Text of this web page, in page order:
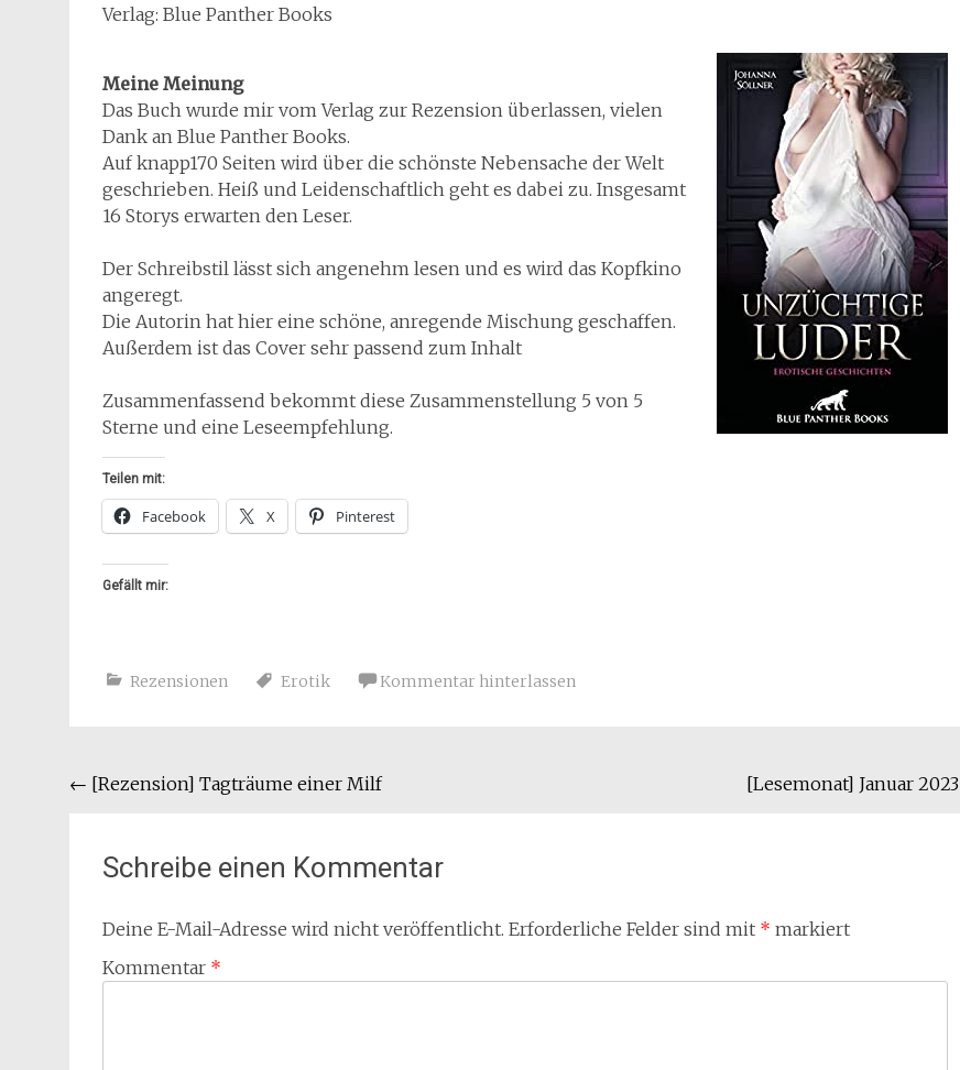
Verlag: Blue Panther Books
Meine Meinung
Das Buch wurde mir vom Verlag zur Rezension überlassen, vielen
Dank an Blue Panther Books.
Auf knapp170 Seiten wird über die schönste Nebensache der Welt
geschrieben. Heiß und Leidenschaftlich geht es dabei zu. Insgesamt
16 Storys erwarten den Leser.
Der Schreibstil lässt sich angenehm lesen und es wird das Kopfkino
angeregt.
Die Autorin hat hier eine schöne, anregende Mischung geschaffen.
Außerdem ist das Cover sehr passend zum Inhalt
Zusammenfassend bekommt diese Zusammenstellung 5 von 5
Sterne und eine Leseempfehlung.
Teilen mit:
Facebook X Pinterest
Gefällt mir:
Rezensionen Erotik Kommentar hinterlassen
Beitragsnavigation
← [Rezension] Tagträume einer Milf [Lesemonat] Januar 2023
Schreibe einen Kommentar
Deine E-Mail-Adresse wird nicht veröffentlicht. Erforderliche Felder sind mit * markiert
Kommentar *